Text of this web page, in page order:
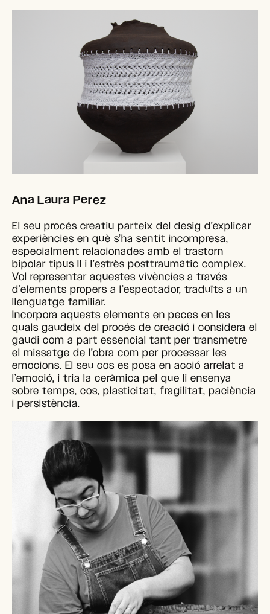
Ana Laura Pérez
El seu procés creatiu parteix del desig d’explicar
experiències en què s’ha sentit incompresa,
especialment relacionades amb el trastorn
bipolar tipus II i l’estrès posttraumàtic complex.
Vol representar aquestes vivències a través
d’elements propers a l’espectador, traduïts a un
llenguatge familiar.
Incorpora aquests elements en peces en les
quals gaudeix del procés de creació i considera el
gaudi com a part essencial tant per transmetre
el missatge de l’obra com per processar les
emocions. El seu cos es posa en acció arrelat a
l’emoció, i tria la ceràmica pel que li ensenya
sobre temps, cos, plasticitat, fragilitat, paciència
i persistència.